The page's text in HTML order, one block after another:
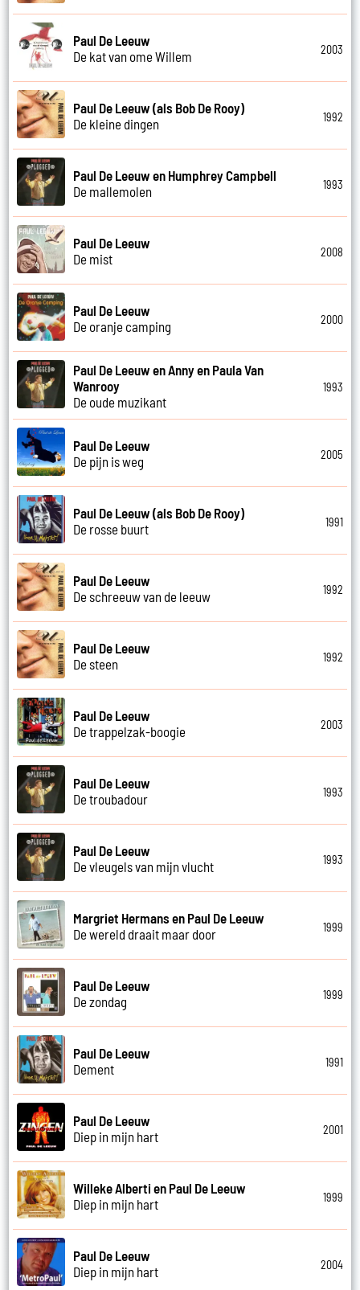
Paul De Leeuw
De kat van ome Willem
2003
Paul De Leeuw (als Bob De Rooy)
De kleine dingen
1992
Paul De Leeuw en Humphrey Campbell
De mallemolen
1993
Paul De Leeuw
De mist
2008
Paul De Leeuw
De oranje camping
2000
Paul De Leeuw en Anny en Paula Van
Wanrooy
De oude muzikant
1993
Paul De Leeuw
De pijn is weg
2005
Paul De Leeuw (als Bob De Rooy)
De rosse buurt
1991
Paul De Leeuw
De schreeuw van de leeuw
1992
Paul De Leeuw
De steen
1992
Paul De Leeuw
De trappelzak-boogie
2003
Paul De Leeuw
De troubadour
1993
Paul De Leeuw
De vleugels van mijn vlucht
1993
Margriet Hermans en Paul De Leeuw
De wereld draait maar door
1999
Paul De Leeuw
De zondag
1999
Paul De Leeuw
Dement
1991
Paul De Leeuw
Diep in mijn hart
2001
Willeke Alberti en Paul De Leeuw
Diep in mijn hart
1999
Paul De Leeuw
Diep in mijn hart
2004